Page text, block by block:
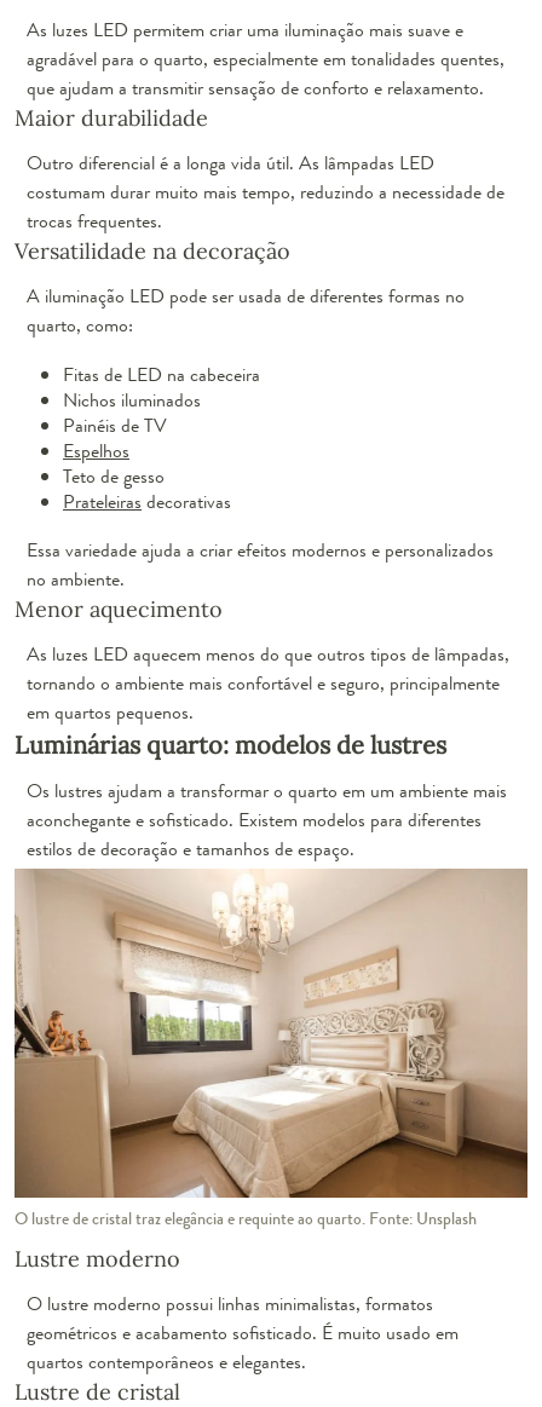
As luzes LED permitem criar uma iluminação mais suave e
agradável para o quarto, especialmente em tonalidades quentes,
que ajudam a transmitir sensação de conforto e relaxamento.
Maior durabilidade
Outro diferencial é a longa vida útil. As lâmpadas LED
costumam durar muito mais tempo, reduzindo a necessidade de
trocas frequentes.
Versatilidade na decoração
A iluminação LED pode ser usada de diferentes formas no
quarto, como:
Fitas de LED na cabeceira
Nichos iluminados
Painéis de TV
Espelhos
Teto de gesso
Prateleiras decorativas
Essa variedade ajuda a criar efeitos modernos e personalizados
no ambiente.
Menor aquecimento
As luzes LED aquecem menos do que outros tipos de lâmpadas,
tornando o ambiente mais confortável e seguro, principalmente
em quartos pequenos.
Luminárias quarto: modelos de lustres
Os lustres ajudam a transformar o quarto em um ambiente mais
aconchegante e sofisticado. Existem modelos para diferentes
estilos de decoração e tamanhos de espaço.
O lustre de cristal traz elegância e requinte ao quarto. Fonte: Unsplash
Lustre moderno
O lustre moderno possui linhas minimalistas, formatos
geométricos e acabamento sofisticado. É muito usado em
quartos contemporâneos e elegantes.
Lustre de cristal